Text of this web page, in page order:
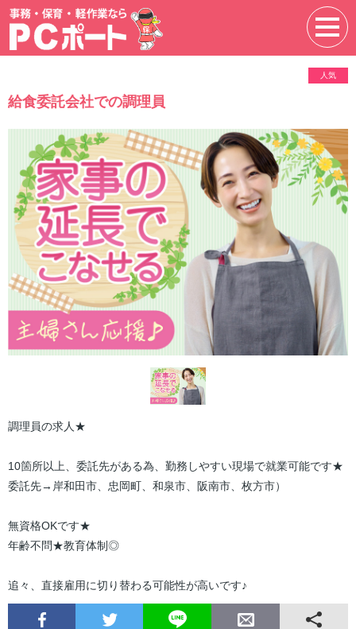
給食委託会社での調理員
人気
調理員の求人★
10箇所以上、委託先がある為、勤務しやすい現場で就業可能です★
委託先→岸和田市、忠岡町、和泉市、阪南市、枚方市）
無資格OKです★
年齢不問★教育体制◎
追々、直接雇用に切り替わる可能性が高いです♪